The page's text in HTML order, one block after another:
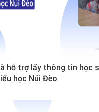
hỗ trợ lấy thông tin học
học Núi Đèo